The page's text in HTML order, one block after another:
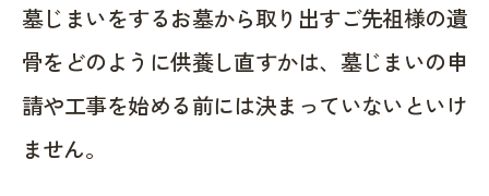
墓じまいをするお墓から取り出すご先祖様の遺
骨をどのように供養し直すかは、墓じまいの申
請や工事を始める前には決まっていないといけ
ません。